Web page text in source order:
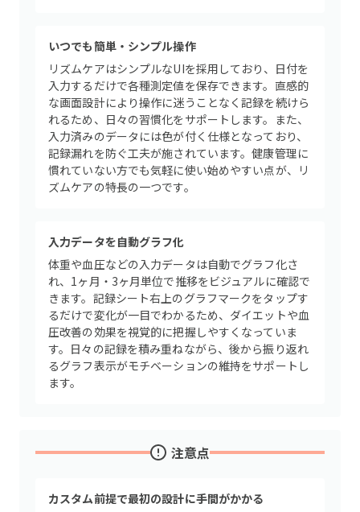
いつでも簡単・シンプル操作
リズムケアはシンプルなUIを採用しており、日付を
入力するだけで各種測定値を保存できます。直感的
な画面設計により操作に迷うことなく記録を続けら
れるため、日々の習慣化をサポートします。また、
入力済みのデータには色が付く仕様となっており、
記録漏れを防ぐ工夫が施されています。健康管理に
慣れていない方でも気軽に使い始めやすい点が、リ
ズムケアの特長の一つです。
入力データを自動グラフ化
体重や血圧などの入力データは自動でグラフ化さ
れ、1ヶ月・3ヶ月単位で推移をビジュアルに確認で
きます。記録シート右上のグラフマークをタップす
るだけで変化が一目でわかるため、ダイエットや血
圧改善の効果を視覚的に把握しやすくなっていま
す。日々の記録を積み重ねながら、後から振り返れ
るグラフ表示がモチベーションの維持をサポートし
ます。
注意点
カスタム前提で最初の設計に手間がかかる